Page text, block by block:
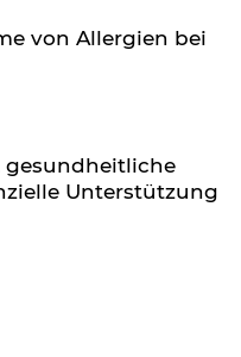
von Allergien bei
gesundheitliche
Unterstützung